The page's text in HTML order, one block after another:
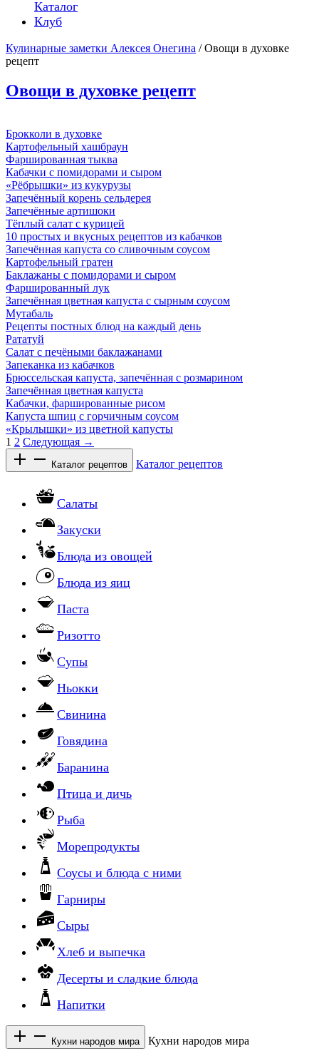
Каталог
Клуб
Кулинарные заметки Алексея Онегина / Овощи в духовке
рецепт
Овощи в духовке рецепт
Брокколи в духовке
Картофельный хашбраун
Фаршированная тыква
Кабачки с помидорами и сыром
«Рёбрышки» из кукурузы
Запечённый корень сельдерея
Запечённые артишоки
Тёплый салат с курицей
10 простых и вкусных рецептов из кабачков
Запечённая капуста со сливочным соусом
Картофельный гратен
Баклажаны с помидорами и сыром
Фаршированный лук
Запечённая цветная капуста с сырным соусом
Мутабаль
Рецепты постных блюд на каждый день
Рататуй
Салат с печёными баклажанами
Запеканка из кабачков
Брюссельская капуста, запечённая с розмарином
Запечённая цветная капуста
Кабачки, фаршированные рисом
Капуста шпиц с горчичным соусом
«Крылышки» из цветной капусты
1 2 Следующая →
Каталог рецептов Каталог рецептов
Салаты
Закуски
Блюда из овощей
Блюда из яиц
Паста
Ризотто
Супы
Ньокки
Свинина
Говядина
Баранина
Птица и дичь
Рыба
Морепродукты
Соусы и блюда с ними
Гарниры
Сыры
Хлеб и выпечка
Десерты и сладкие блюда
Напитки
Кухни народов мира Кухни народов мира